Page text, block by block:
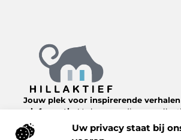
Uw privacy staat bij
Jouw plek voor inspirerende
informatie.
Verken een diverse
artikelen over het dagelijks leven, van
interessante inzichten, allemaal te